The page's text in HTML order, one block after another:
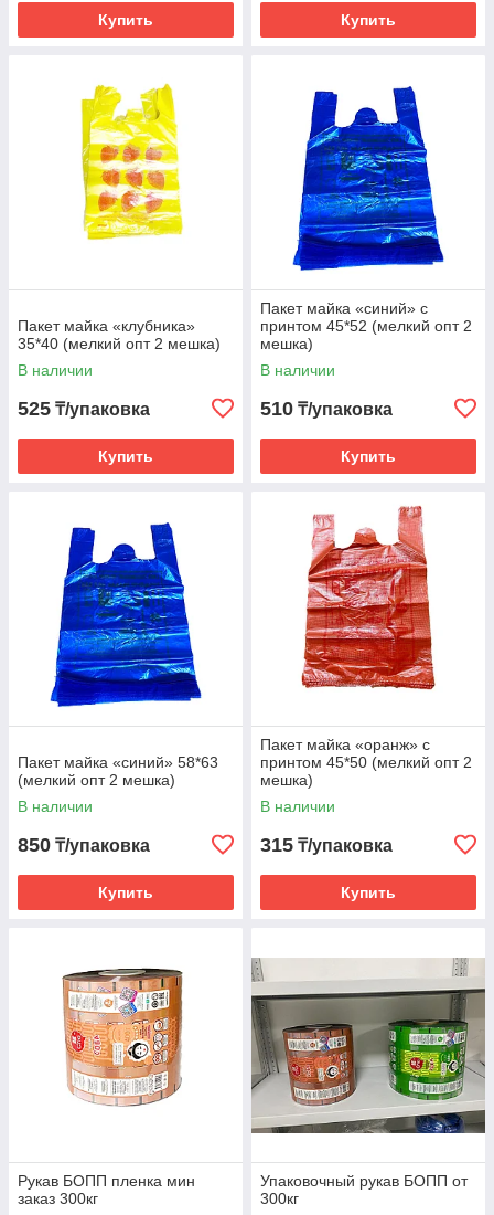
Купить Купить
Пакет майка «клубника»
35*40 (мелкий опт 2 мешка)
В наличии
525 ₸/упаковка
Купить
Пакет майка «синий» с
принтом 45*52 (мелкий опт 2
мешка)
В наличии
510 ₸/упаковка
Купить
Пакет майка «синий» 58*63
(мелкий опт 2 мешка)
В наличии
850 ₸/упаковка
Купить
Пакет майка «оранж» с
принтом 45*50 (мелкий опт 2
мешка)
В наличии
315 ₸/упаковка
Купить
Рукав БОПП пленка мин
заказ 300кг
Упаковочный рукав БОПП от
300кг